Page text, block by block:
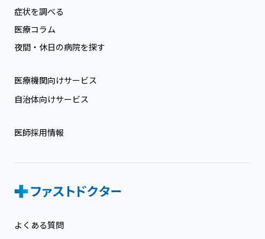
症状を調べる
医療コラム
夜間・休日の病院を探す
医療機関向けサービス
自治体向けサービス
医師採用情報
よくある質問